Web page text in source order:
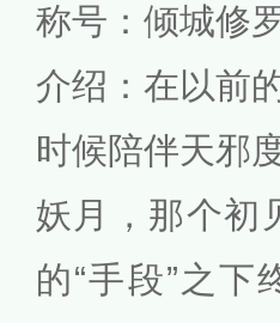
称号：倾城修罗
介绍：在以前
时候陪伴天邪
妖月，那个初
的“手段”之下